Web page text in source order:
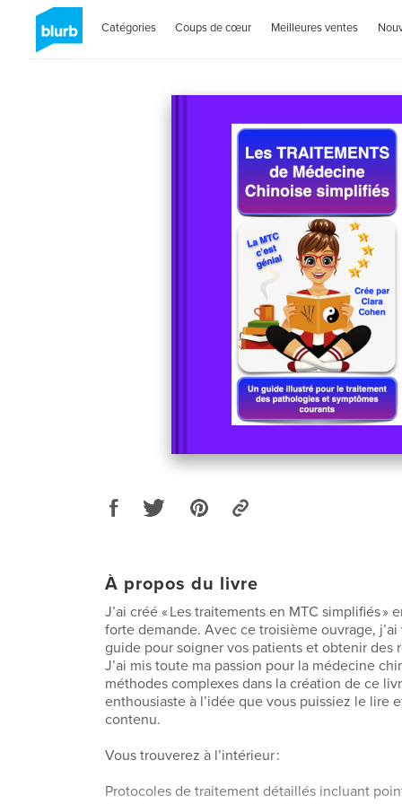
Catégories Coups de cœur Meilleures ventes
À propos du livre
J’ai créé « Les traitements en MTC simplifiés »
forte demande. Avec ce troisième ouvrage,
guide pour soigner vos patients et obtenir des
J’ai mis toute ma passion pour la médecine
méthodes complexes dans la création de ce
enthousiaste à l’idée que vous puissiez le lire
contenu.
Vous trouverez à l’intérieur :
Protocoles de traitement détaillés incluant